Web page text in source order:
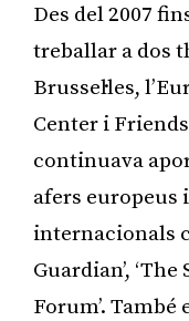
Des del 2007
treballar a dos
Brussel·les,
Center i
continuava
afers europeus
internacionals
Guardian’,
Forum’.